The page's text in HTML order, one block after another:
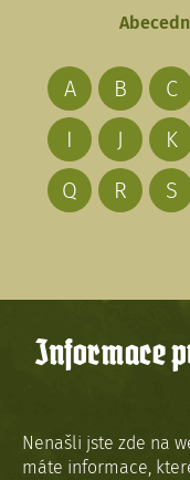
A B C
I
J K
Q
R S
Informace
Nenašli jste zde na
máte informace,